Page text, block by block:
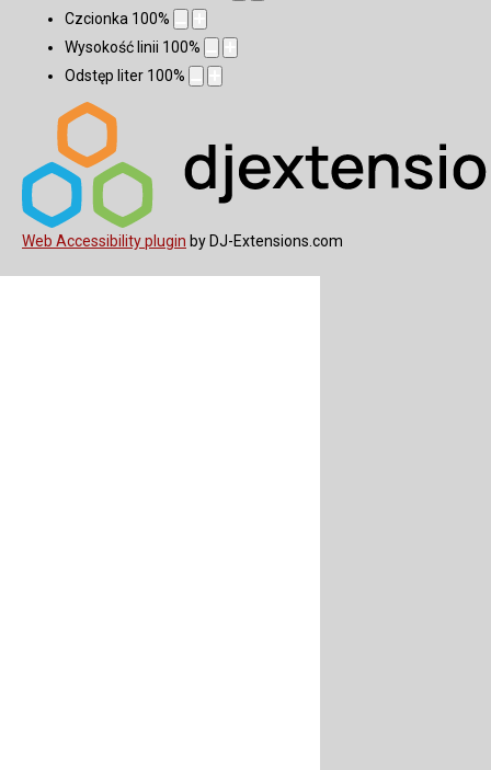
Czcionka 100%
Wysokość linii 100%
Odstęp liter 100%
Web Accessibility plugin by DJ-Extensions.com